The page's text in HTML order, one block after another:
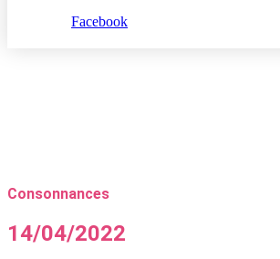
Facebook
Consonnances
14/04/2022